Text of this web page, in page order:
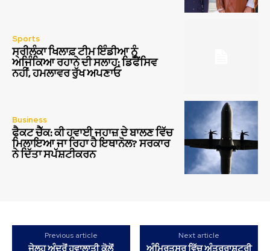
Sports
ਸ੍ਰੀਲੰਕਾ ਖਿਲਾਫ਼ ਟੀਮ ਇੰਡੀਆ ਨੂੰ
ਅਜਿੰਕਿਆ ਰਹਾਨੇ ਦੀ ਸਲਾਹ: ਡਿਫੈਂਸਿਵ
ਨਹੀਂ, ਹਮਲਾਵਰ ਰੁੱਖ ਅਪਣਾਓ
Business
ਫੈਕਟ ਚੈੱਕ: ਕੀ ਹਵਾਈ ਜਹਾਜ਼ ਦੇ ਬਾਲਣ ਵਿੱਚ
ਮਿਲਾਇਆ ਜਾ ਰਿਹਾ ਹੈ ਇਥਾਨੋਲ? ਸਰਕਾਰ
ਨੇ ਦਿੱਤਾ ਸਪੱਸ਼ਟੀਕਰਨ
Previous article
ਜੇਲ੍ਹ ਅੰਦਰੋਂ ਹਵਾਲਾਤੀ ਕੋਲੋਂ
Next article
ਅੰਮ੍ਰਿਤਸਰ ਵਿੱਚ ਅੰਤਰਰਾਸ਼ਟਰੀ